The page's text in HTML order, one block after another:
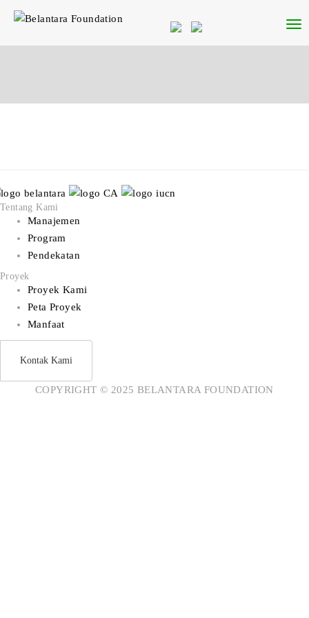
Tentang Kami
Manajemen
Program
Pendekatan
Proyek
Proyek Kami
Peta Proyek
Manfaat
Kontak Kami
COPYRIGHT © 2025 BELANTARA FOUNDATION